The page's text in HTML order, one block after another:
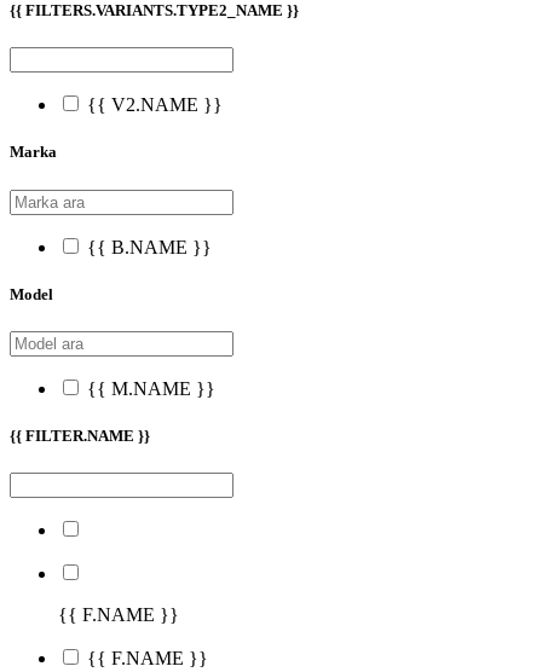
{{ FILTERS.VARIANTS.TYPE2_NAME }}
{{ V2.NAME }}
Marka
{{ B.NAME }}
Model
{{ M.NAME }}
{{ FILTER.NAME }}
{{ F.NAME }}
{{ F.NAME }}